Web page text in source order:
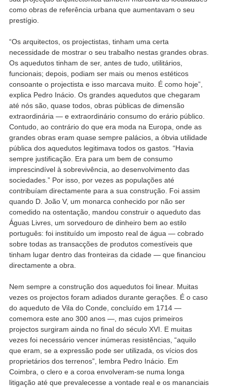
como obras de referência urbana que aumentavam o seu
prestígio.
“Os arquitectos, os projectistas, tinham uma certa
necessidade de mostrar o seu trabalho nestas grandes obras.
Os aquedutos tinham de ser, antes de tudo, utilitários,
funcionais; depois, podiam ser mais ou menos estéticos
consoante o projectista e isso marcava muito. É como hoje”,
explica Pedro Inácio. Os grandes aquedutos que chegaram
até nós são, quase todos, obras públicas de dimensão
extraordinária — e extraordinário consumo do erário público.
Contudo, ao contrário do que era moda na Europa, onde as
grandes obras eram quase sempre palácios, a óbvia utilidade
pública dos aquedutos legitimava todos os gastos. “Havia
sempre justificação. Era para um bem de consumo
imprescindível à sobrevivência, ao desenvolvimento das
sociedades.” Por isso, por vezes as populações até
contribuíam directamente para a sua construção. Foi assim
quando D. João V, um monarca conhecido por não ser
comedido na ostentação, mandou construir o aqueduto das
Águas Livres, um sorvedouro de dinheiro bem ao estilo
português: foi instituído um imposto real de água — cobrado
sobre todas as transacções de produtos comestíveis que
tinham lugar dentro das fronteiras da cidade — que financiou
directamente a obra.
Nem sempre a construção dos aquedutos foi linear. Muitas
vezes os projectos foram adiados durante gerações. É o caso
do aqueduto de Vila do Conde, concluído em 1714 —
comemora este ano 300 anos —, mas cujos primeiros
projectos surgiram ainda no final do século XVI. E muitas
vezes foi necessário vencer inúmeras resistências, “aquilo
que eram, se a expressão pode ser utilizada, os vícios dos
proprietários dos terrenos”, lembra Pedro Inácio. Em
Coimbra, o clero e a coroa envolveram-se numa longa
litigação até que prevalecesse a vontade real e os mananciais